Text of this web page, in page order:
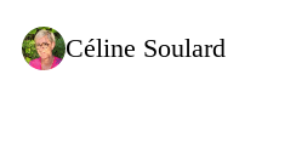
Céline Soulard